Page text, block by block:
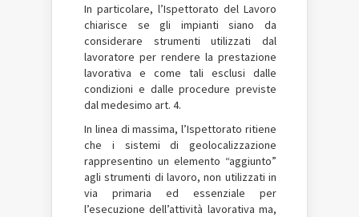
In particolare, l’Ispettorato del Lavoro
chiarisce se gli impianti siano da
considerare strumenti utilizzati dal
lavoratore per rendere la prestazione
lavorativa e come tali esclusi dalle
condizioni e dalle procedure previste
dal medesimo art. 4.
In linea di massima, l’Ispettorato ritiene
che i sistemi di geolocalizzazione
rappresentino un elemento “aggiunto”
agli strumenti di lavoro, non utilizzati in
via primaria ed essenziale per
l’esecuzione dell’attività lavorativa ma,